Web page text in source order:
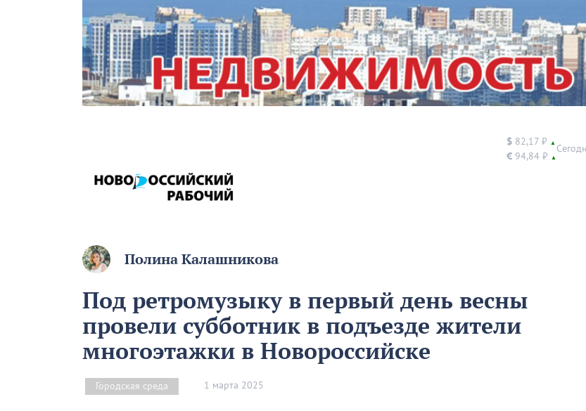
$ 82,17 ₽ ▲
€ 94,84 ₽ ▲
Полина Калашникова
Под ретромузыку в первый день весны
провели субботник в подъезде жители
многоэтажки в Новороссийске
Городская среда 1 марта 2025